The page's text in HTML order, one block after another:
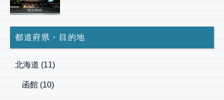
都道府県・目的地
北海道 (11)
函館 (10)